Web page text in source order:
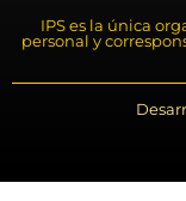
IPS es la única
personal y